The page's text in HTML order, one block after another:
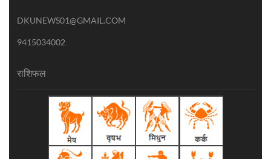
DKUNEWS01@GMAIL.COM
9415034002
राशिफल